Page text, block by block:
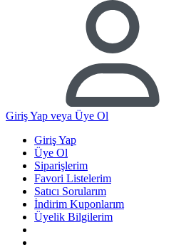
Giriş Yap veya Üye Ol
Giriş Yap
Üye Ol
Siparişlerim
Favori Listelerim
Satıcı Sorularım
İndirim Kuponlarım
Üyelik Bilgilerim